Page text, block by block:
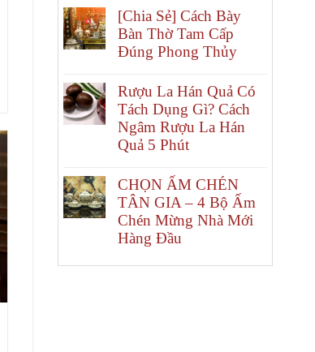
[Chia Sẻ] Cách Bày
Bàn Thờ Tam Cấp
Đúng Phong Thủy
Rượu La Hán Quả Có
Tách Dụng Gì? Cách
Ngâm Rượu La Hán
Quả 5 Phút
CHỌN ẤM CHÉN
TÂN GIA – 4 Bộ Ấm
Chén Mừng Nhà Mới
Hàng Đầu